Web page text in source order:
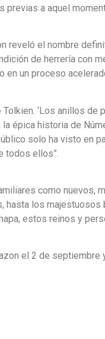
a aquel
reveló el nombre
de herrería con
un proceso
‘Los anillos de
épica historia de
solo ha visto en
todos ellos”.
como nuevos,
hasta los
estos reinos y
el 2 de